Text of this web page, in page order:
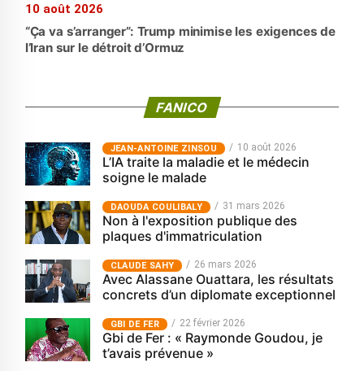
10 août 2026
“Ça va s’arranger”: Trump minimise les exigences de
l’Iran sur le détroit d’Ormuz
FANICO
JEAN-ANTOINE ZINSOU 10 août 2026
L’IA traite la maladie et le médecin
soigne le malade
‎DAOUDA COULIBALY 31 mars 2026
Non à l'exposition publique des
plaques d'immatriculation
CLAUDE SAHY 26 mars 2026
Avec Alassane Ouattara, les résultats
concrets d’un diplomate exceptionnel
GBI DE FER 22 février 2026
Gbi de Fer : « Raymonde Goudou, je
t’avais prévenue »